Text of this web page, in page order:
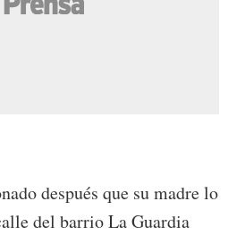
después que su madre lo
del barrio La Guardia